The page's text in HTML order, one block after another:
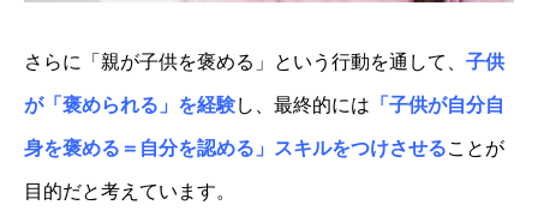
さらに「親が子供を褒める」という行動を通して、 子供
が「褒められる」を経験し、最終的には 「子供が自分自
身を褒める＝自分を認める」スキルをつけさせることが
目的だと考えています。